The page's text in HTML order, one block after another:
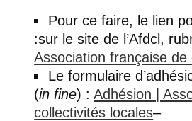
Pour ce faire, le lien
:sur le site de l’Afdcl,
Association française
Le formulaire
(in fine) :Adhésion |
collectivités locales–